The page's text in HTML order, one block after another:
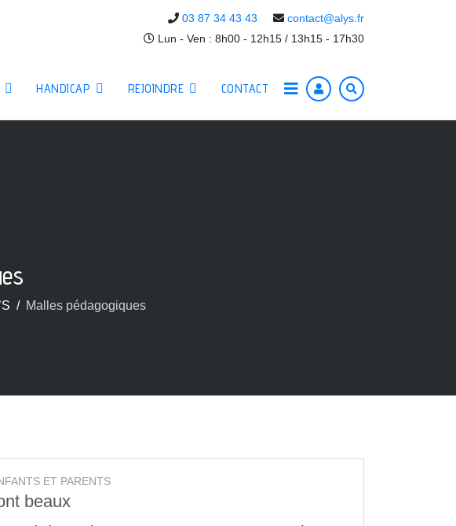
03 87 34 43 43
contact@alys.fr
Lun - Ven : 8h00 - 12h15 / 13h15 - 17h30
HANDICAP REJOINDRE CONTACT
Malles pédagogiques
ET PARENTS
beaux